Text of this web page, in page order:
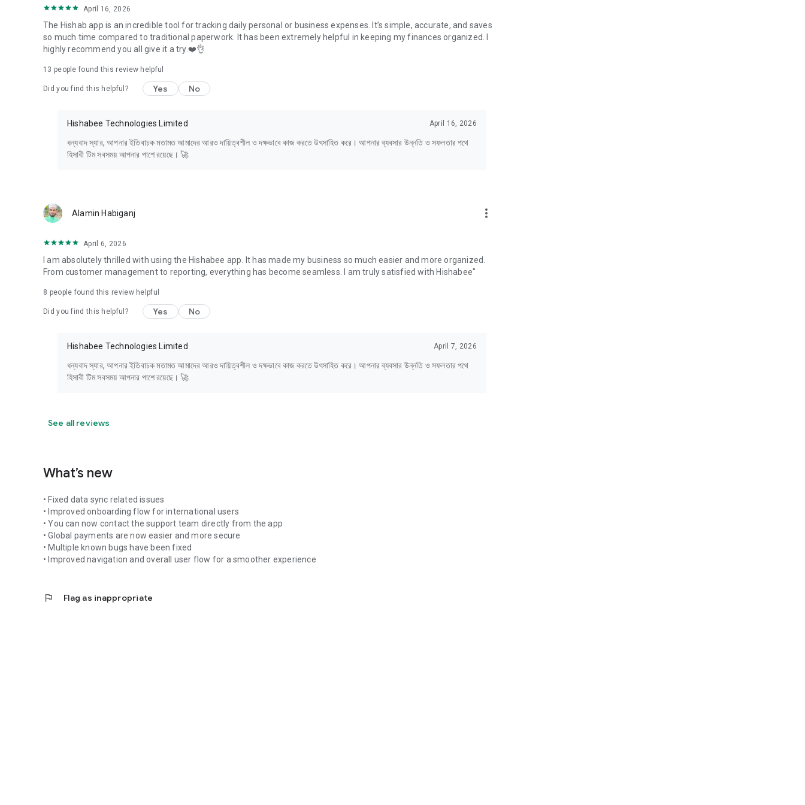
-হিসাবী ওয়েবসাইট: https://hishabee.io/
-কল সেন্টারঃ +8809638011199
-ইমেইল: support@hishabee.io
profits. With Hishabee, you can easily manage all your hishabpati accounts and create a digital tallykhata for your
business. It acts as your personal manager, enabling you to track dues, expenses, and all financial transactions, all
April 16, 2026
​The Hishab app is an incredible tool for tracking daily personal or business expenses. It’s simple, accurate, and saves
so much time compared to traditional paperwork. ​It has been extremely helpful in keeping my finances organized. I
highly recommend you all give it a try.❤️👌
13 people found this review helpful
Did you find this helpful? Yes No
Hishabee Technologies Limited April 16, 2026
ধন্যবাদ স্যার, আপনার ইতিবাচক মতামত আমাদের আরও দায়িত্বশীল ও দক্ষভাবে কাজ করতে উৎসাহিত করে। আপনার ব্যবসার উন্নতি ও সফলতার পথে
হিসাবী টিম সবসময় আপনার পাশে রয়েছে। 🚀
Alamin Habiganj more_vert
April 6, 2026
I am absolutely thrilled with using the Hishabee app. It has made my business so much easier and more organized.
From customer management to reporting, everything has become seamless. I am truly satisfied with Hishabee"
8 people found this review helpful
Did you find this helpful? Yes No
Hishabee Technologies Limited April 7, 2026
ধন্যবাদ স্যার, আপনার ইতিবাচক মতামত আমাদের আরও দায়িত্বশীল ও দক্ষভাবে কাজ করতে উৎসাহিত করে। আপনার ব্যবসার উন্নতি ও সফলতার পথে
হিসাবী টিম সবসময় আপনার পাশে রয়েছে। 🚀
See all reviews
What’s new
• Fixed data sync related issues
• Improved onboarding flow for international users
• You can now contact the support team directly from the app
• Global payments are now easier and more secure
• Multiple known bugs have been fixed
• Improved navigation and overall user flow for a smoother experience
flag Flag as inappropriate